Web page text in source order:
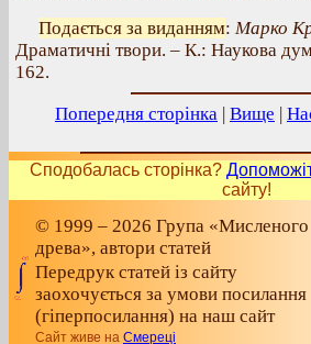
Подається за виданням: Марко
Драматичні твори. – К.: Наукова
162.
Попередня сторінка | Вище |
Сподобалась сторінка?
сайту!
© 1999 – 2026 Група «Мисленого
древа», автори статей
Передрук статей із сайту
заохочується за умови посилання
(гіперпосилання) на наш сайт
Сайт живе на Смереці